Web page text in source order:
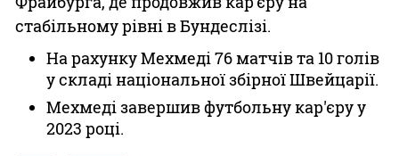
стабільному рівні в Бундеслізі.
На рахунку Мехмеді 76 матчів та 10 голів
у складі національної збірної Швейцарії.
Мехмеді завершив футбольну кар'єру у
2023 році.